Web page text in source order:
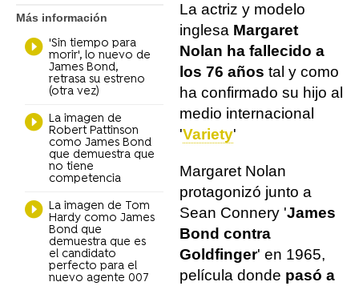
Más información
'Sin tiempo para
morir', lo nuevo de
James Bond,
retrasa su estreno
(otra vez)
La imagen de
Robert Pattinson
como James Bond
que demuestra que
no tiene
competencia
La imagen de Tom
Hardy como James
Bond que
demuestra que es
el candidato
perfecto para el
nuevo agente 007
La actriz y modelo
inglesa Margaret
Nolan ha fallecido a
los 76 años tal y como
ha confirmado su hijo al
medio internacional
'Variety'
Margaret Nolan
protagonizó junto a
Sean Connery 'James
Bond contra
Goldfinger' en 1965,
película donde pasó a